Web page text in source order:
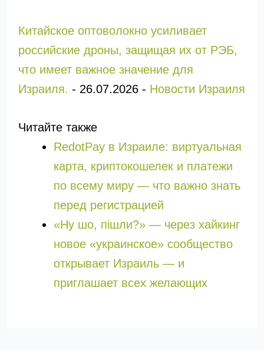
Китайское оптоволокно усиливает
российские дроны, защищая их от РЭБ,
что имеет важное значение для
Израиля. - 26.07.2026- Новости Израиля
Читайте также
RedotPay в Израиле: виртуальная
карта, криптокошелек и платежи
по всему миру — что важно знать
перед регистрацией
«Ну шо, пішли?» — через хайкинг
новое «украинское» сообщество
открывает Израиль — и
приглашает всех желающих